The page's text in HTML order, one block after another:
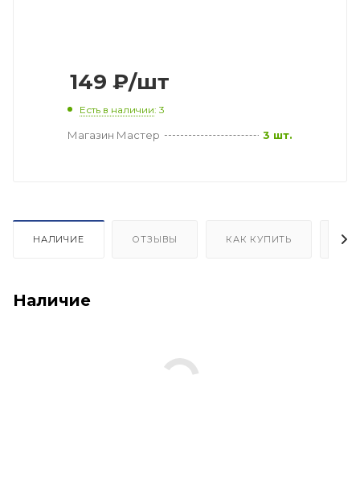
149 ₽/шт
Есть в наличии: 3
Магазин Мастер 3 шт.
НАЛИЧИЕ ОТЗЫВЫ КАК КУПИТЬ
Наличие